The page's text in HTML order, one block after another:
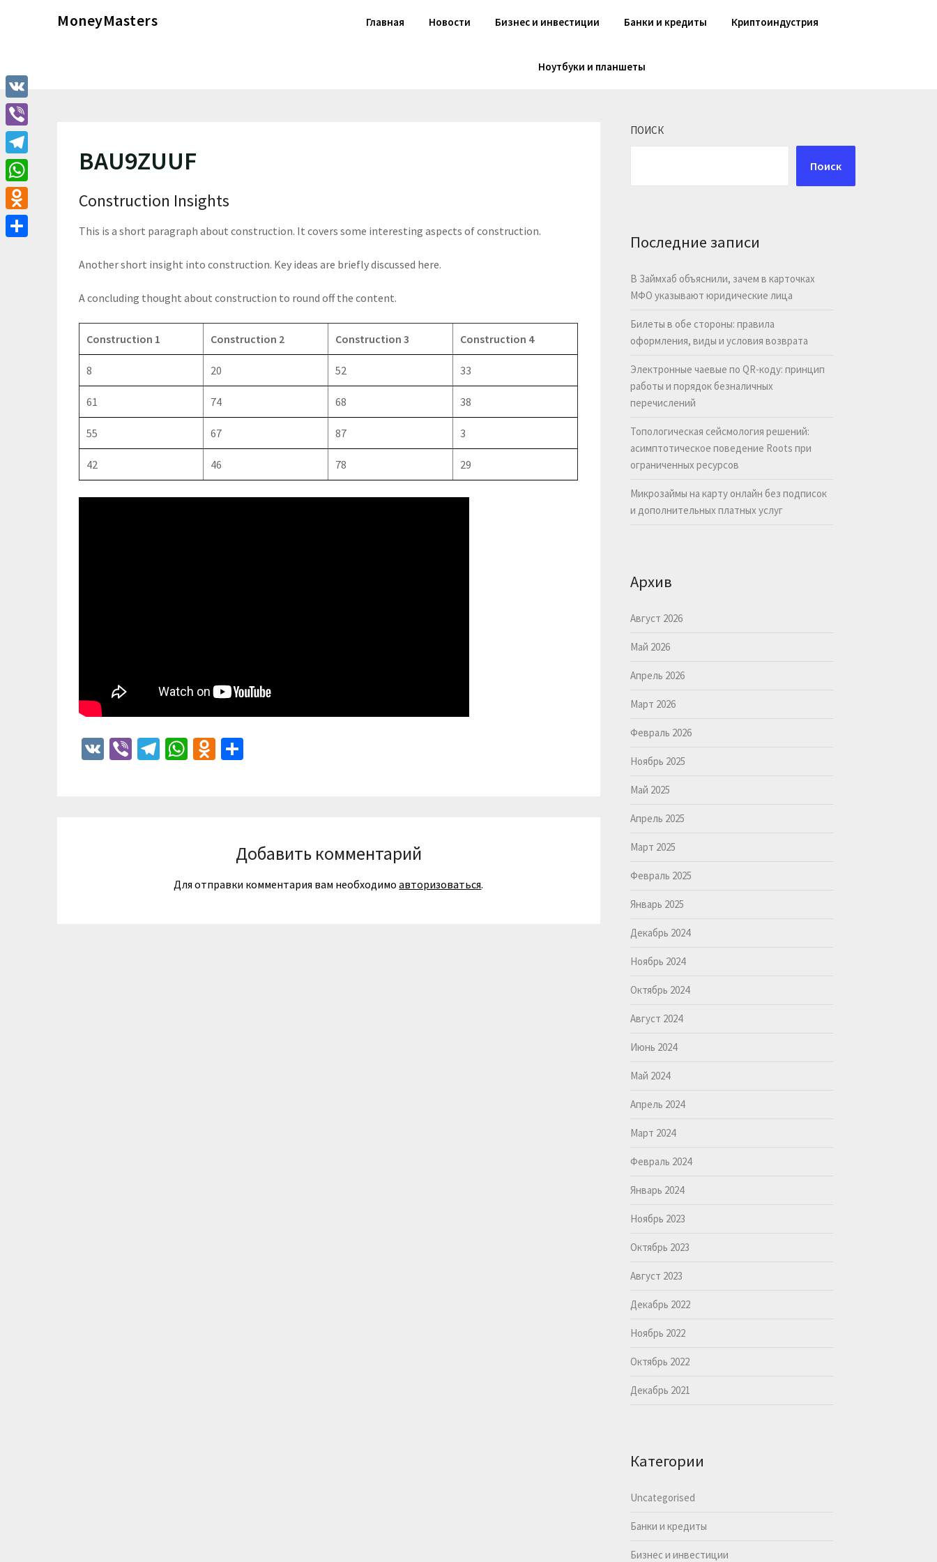
MoneyMasters Главная Новости Бизнес и инвестиции Банки и кредиты Криптоиндустрия
Ноутбуки и планшеты
BAU9ZUUF
Construction Insights
This is a short paragraph about construction. It covers some interesting aspects of construction.
Another short insight into construction. Key ideas are briefly discussed here.
A concluding thought about construction to round off the content.
Construction 1 Construction 2 Construction 3 Construction 4
8 20 52 33
61 74 68 38
55 67 87 3
42 46 78 29
VK ViberTelegram
WhatsApp
Odnoklassniki
Добавить комментарий
Для отправки комментария вам необходимоавторизоваться.
ПОИСК
Поиск
Последние записи
В Займхаб объяснили, зачем в карточках
МФО указывают юридические лица
Билеты в обе стороны: правила
оформления, виды и условия возврата
Электронные чаевые по QR-коду: принцип
работы и порядок безналичных
перечислений
Топологическая сейсмология решений:
асимптотическое поведение Roots при
ограниченных ресурсов
Микрозаймы на карту онлайн без подписок
и дополнительных платных услуг
Архив
Август 2026
Май 2026
Апрель 2026
Март 2026
Февраль 2026
Ноябрь 2025
Май 2025
Апрель 2025
Март 2025
Февраль 2025
Январь 2025
Декабрь 2024
Ноябрь 2024
Октябрь 2024
Август 2024
Июнь 2024
Май 2024
Апрель 2024
Март 2024
Февраль 2024
Январь 2024
Ноябрь 2023
Октябрь 2023
Август 2023
Декабрь 2022
Ноябрь 2022
Октябрь 2022
Декабрь 2021
Категории
Uncategorised
Банки и кредиты
Бизнес и инвестиции
VK
Viber
Telegram
WhatsApp
Odnoklassniki